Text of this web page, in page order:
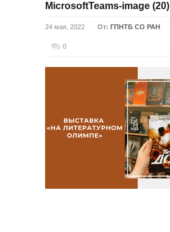
MicrosoftTeams-image (20)
24 мая, 2022 От: ГПНТБ СО РАН
0